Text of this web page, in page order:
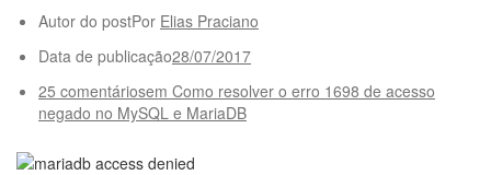
Autor do postPor Elias Praciano
Data de publicação28/07/2017
25 comentáriosem Como resolver o erro 1698 de acesso
negado no MySQL e MariaDB